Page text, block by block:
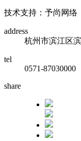
技术支持：予尚网络
address
杭州市滨江区
tel
0571-87030000
share